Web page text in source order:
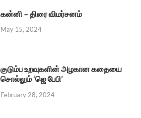
கன்னி – திரை விமர்சனம்
May 15, 2024
குடும்ப உறவுகளின் அழகான கதையை
சொல்லும் ‘ஜெ பேபி’
February 28, 2024